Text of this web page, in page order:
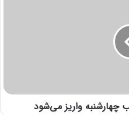
چهارشنبه واریز می‌شود